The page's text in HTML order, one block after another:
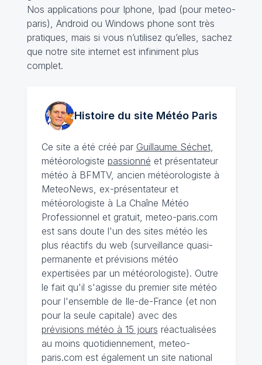
Nos applications pour Iphone, Ipad (pour meteo-
paris), Android ou Windows phone sont très
pratiques, mais si vous n’utilisez qu’elles, sachez
que notre site internet est infiniment plus
complet.
Histoire du site MétéoParis
Ce site a été créé par Guillaume Séchet,
météorologiste passionné et présentateur
météo à BFMTV, ancien météorologiste à
MeteoNews, ex-présentateur et
météorologiste à La Chaîne Météo
Professionnel et gratuit, meteo-paris.com
est sans doute l'un des sites météo les
plus réactifs du web (surveillance quasi-
permanente et prévisions météo
expertisées par un météorologiste). Outre
le fait qu'il s'agisse du premier site météo
pour l'ensemble de Ile-de-France (et non
pour la seule capitale) avec des
prévisions météo à 15 jours réactualisées
au moins quotidiennement, meteo-
paris.com est également un site national